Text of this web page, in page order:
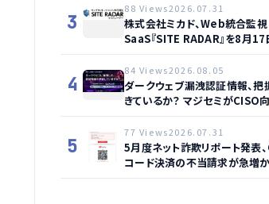
3
88 Views2026.07.31
株式会社ミカド、Web統合監視
SaaS『SITE RADAR』を8月17
り提供開始 – 月額1,500円か
域を自動監視、動的サイト…
4
84 Views2026.08.05
ダークウェブ漏洩認証情報、把
きているか？ マジセミがCISO
ウェビナー開催へ
5
77 Views2026.07.31
5月度ネット詐欺リポート発表
コード決済の不当請求が急増か